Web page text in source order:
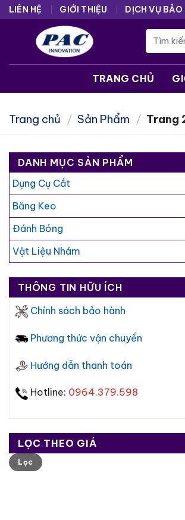
Skip
to
content
LIÊN HỆ GIỚI THIỆU DỊCH VỤ BẢO
Tìm
kiếm:
TRANG CHỦ
Trang chủ / Sản Phẩm / Trang
DANH MỤC SẢN PHẨM
Dụng Cụ Cắt
Băng Keo
Đánh Bóng
Vật Liệu Nhám
THÔNG TIN HỮU ÍCH
Chính sách bảo hành
Phương thức vận chuyển
Hướng dẫn thanh toán
Hotline: 0964.379.598
LỌC THEO GIÁ
Giá
thấp
nhất
Giá
cao
nhất
Lọc